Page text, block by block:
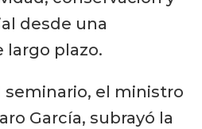
desde una
largo plazo.
seminario, el ministro
García, subrayó la